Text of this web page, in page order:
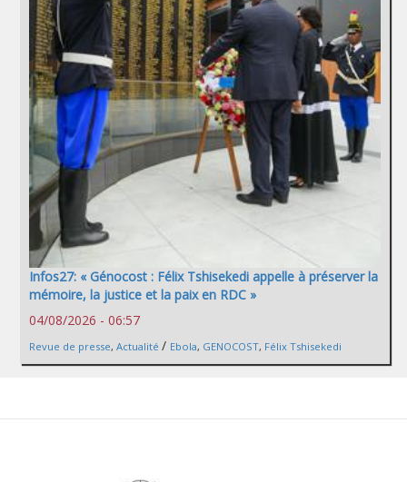
Infos27: « Génocost : Félix Tshisekedi appelle à préserver la
mémoire, la justice et la paix en RDC »
04/08/2026 - 06:57
Revue de presse, Actualité / Ebola, GENOCOST, Félix Tshisekedi